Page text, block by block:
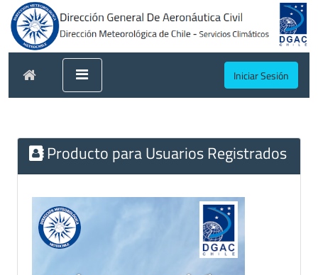
Iniciar Sesión
Producto para Usuarios Registrados